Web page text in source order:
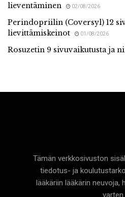
lieventäminen
02/08/2026
Perindopriilin (Coversyl) 12
lievittämiskeinot
01/08/2026
Rosuzetin 9 sivuvaikutusta ja
Tämän verkkosivuston
tiedotus- ja
lääkäriin lääkärin neuvoja,
varten.